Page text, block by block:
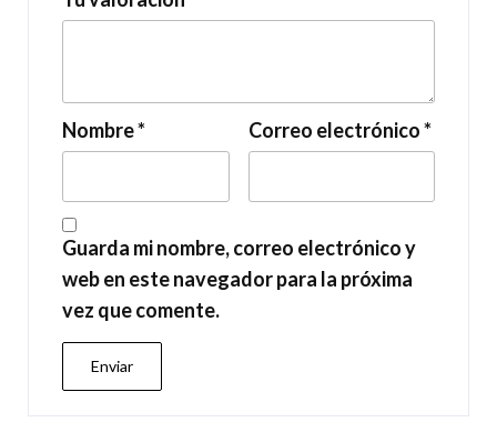
Nombre* Correo electrónico*
Guarda mi nombre, correo electrónico y
web en este navegador para la próxima
vez que comente.